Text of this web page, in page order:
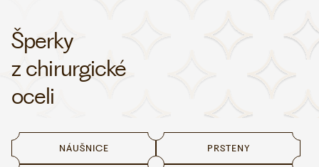
AKCE
LIMITOVANÉ EDICE
VŠE O NÁKUPU
Šperky
z chirurgické
oceli
NÁUŠNICE PRSTENY